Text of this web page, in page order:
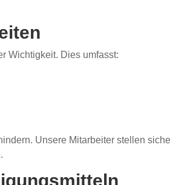
Wichtigkeit. Dies umfasst:
Unsere Mitarbeiter stellen